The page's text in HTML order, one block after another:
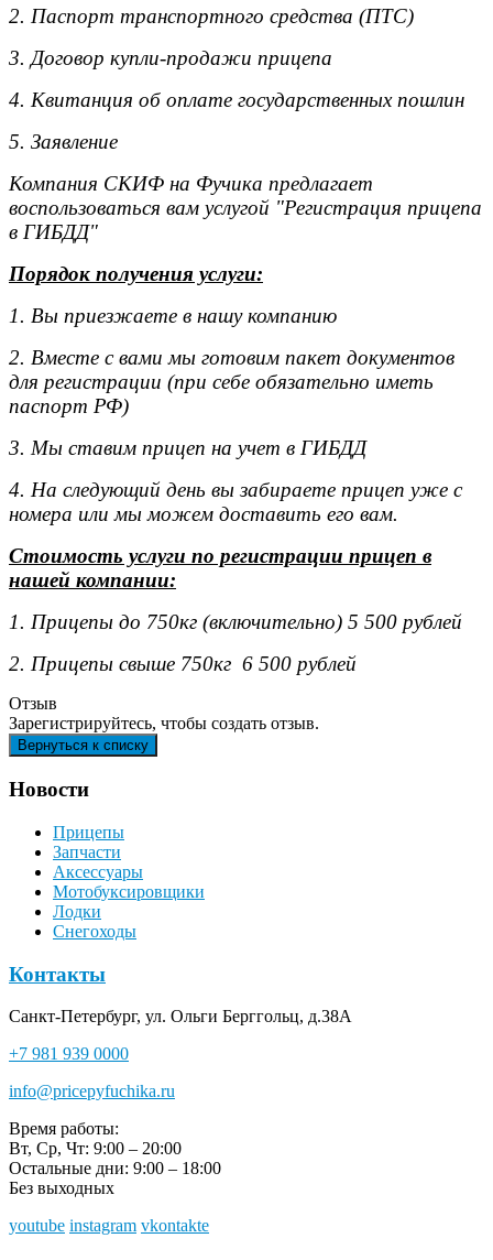
2. Паспорт транспортного средства (ПТС)
3. Договор купли-продажи прицепа
4. Квитанция об оплате государственных пошлин
5. Заявление
Компания СКИФ на Фучика предлагает
воспользоваться вам услугой "Регистрация прицепа
в ГИБДД"
Порядок получения услуги:
1. Вы приезжаете в нашу компанию
2. Вместе с вами мы готовим пакет документов
для регистрации (при себе обязательно иметь
паспорт РФ)
3. Мы ставим прицеп на учет в ГИБДД
4. На следующий день вы забираете прицеп уже с
номера или мы можем доставить его вам.
Стоимость услуги по регистрации прицеп в
нашей компании:
1. Прицепы до 750кг (включительно) 5 500 рублей
2. Прицепы свыше 750кг 6 500 рублей
Отзыв
Зарегистрируйтесь, чтобы создать отзыв.
Новости
Прицепы
Запчасти
Аксессуары
Мотобуксировщики
Лодки
Снегоходы
Контакты
Санкт-Петербург, ул. Ольги Берггольц, д.38А
+7 981 939 0000
info@pricepyfuchika.ru
Время работы:
Вт, Ср, Чт: 9:00 – 20:00
Остальные дни: 9:00 – 18:00
Без выходных
youtube instagram vkontakte